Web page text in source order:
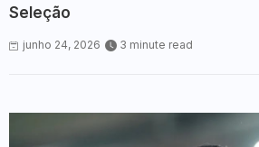
Seleção
junho 24, 2026 3 minute read